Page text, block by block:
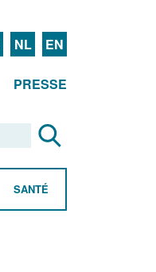
NL EN
PRESSE
SANTÉ